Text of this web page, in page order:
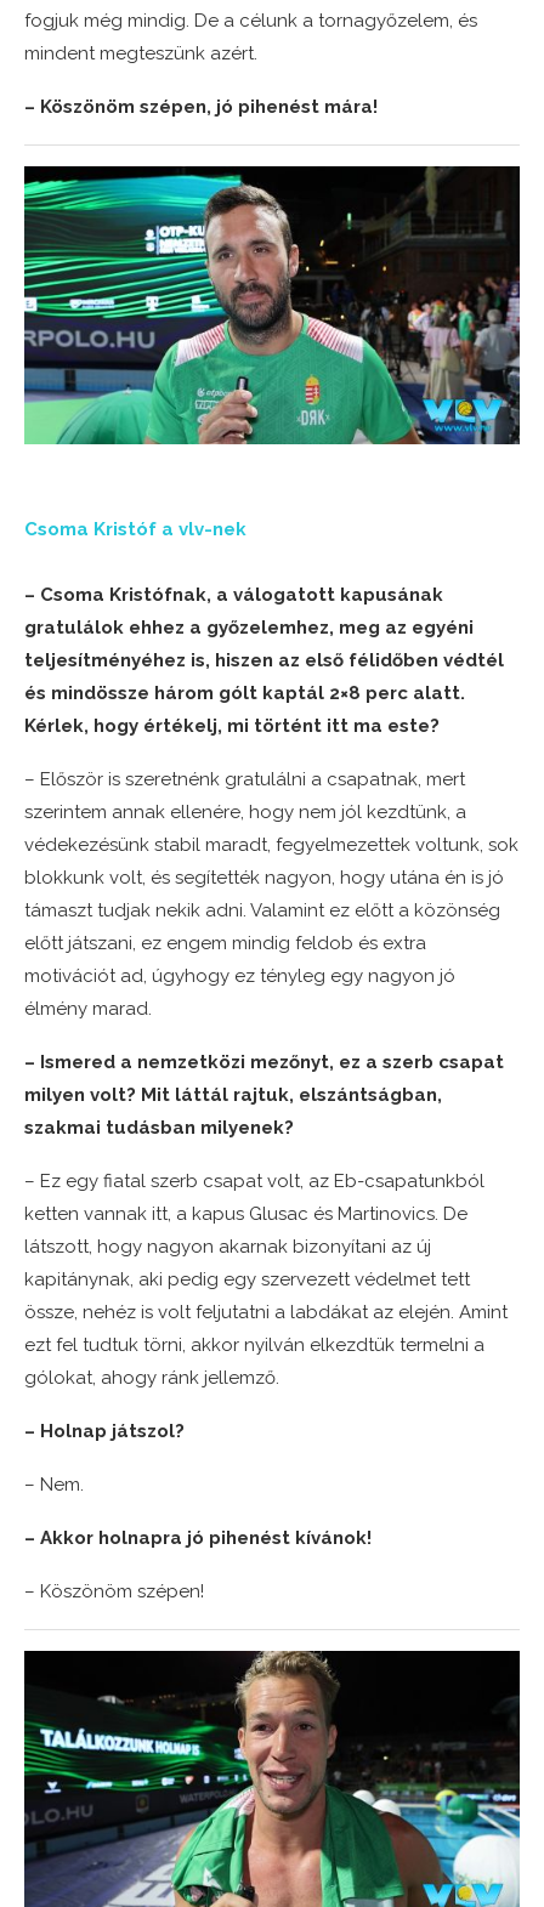
fogjuk még mindig. De a célunk a tornagyőzelem, és
mindent megteszünk azért.
– Köszönöm szépen, jó pihenést mára!
Csoma Kristóf a vlv-nek
– Csoma Kristófnak, a válogatott kapusának
gratulálok ehhez a győzelemhez, meg az egyéni
teljesítményéhez is, hiszen az első félidőben védtél
és mindössze három gólt kaptál 2×8 perc alatt.
Kérlek, hogy értékelj, mi történt itt ma este?
– Először is szeretnénk gratulálni a csapatnak, mert
szerintem annak ellenére, hogy nem jól kezdtünk, a
védekezésünk stabil maradt, fegyelmezettek voltunk, sok
blokkunk volt, és segítették nagyon, hogy utána én is jó
támaszt tudjak nekik adni. Valamint ez előtt a közönség
előtt játszani, ez engem mindig feldob és extra
motivációt ad, úgyhogy ez tényleg egy nagyon jó
élmény marad.
– Ismered a nemzetközi mezőnyt, ez a szerb csapat
milyen volt? Mit láttál rajtuk, elszántságban,
szakmai tudásban milyenek?
– Ez egy fiatal szerb csapat volt, az Eb-csapatunkból
ketten vannak itt, a kapus Glusac és Martinovics. De
látszott, hogy nagyon akarnak bizonyítani az új
kapitánynak, aki pedig egy szervezett védelmet tett
össze, nehéz is volt feljutatni a labdákat az elején. Amint
ezt fel tudtuk törni, akkor nyilván elkezdtük termelni a
gólokat, ahogy ránk jellemző.
– Holnap játszol?
– Nem.
– Akkor holnapra jó pihenést kívánok!
– Köszönöm szépen!